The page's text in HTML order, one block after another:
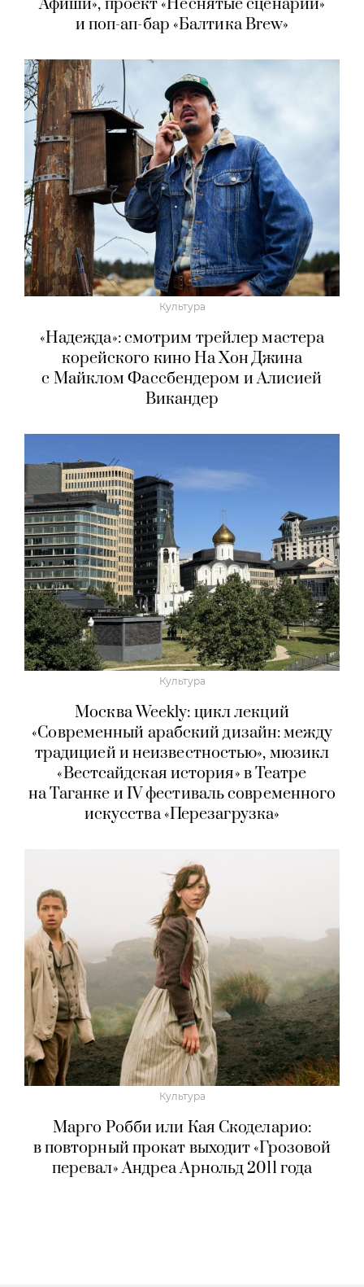
Афиши», проект «Неснятые сценарии»
и поп-ап-бар «Балтика Brew»
Культура
«Надежда»: смотрим трейлер мастера
корейского кино На Хон Джина
с Майклом Фассбендером и Алисией
Викандер
Культура
Москва Weekly: цикл лекций
«Современный арабский дизайн: между
традицией и неизвестностью», мюзикл
«Вестсайдская история» в Театре
на Таганке и IV фестиваль современного
искусства «Перезагрузка»
Культура
Марго Робби или Кая Скоделарио:
в повторный прокат выходит «Грозовой
перевал» Андреа Арнольд 2011 года